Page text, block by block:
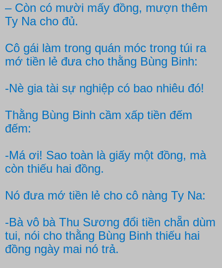
– Còn có mười mấy đồng, mượn thêm
Ty Na cho đủ.
Cô gái làm trong quán móc trong túi ra
mớ tiền lẻ đưa cho thằng Bùng Binh:
-Nè gia tài sự nghiệp có bao nhiêu đó!
Thằng Bùng Binh cầm xấp tiền đếm
đếm:
-Má ơi! Sao toàn là giấy một đồng, mà
còn thiếu hai đồng.
Nó đưa mớ tiền lẻ cho cô nàng Ty Na:
-Bà vô bà Thu Sương đổi tiền chẵn dùm
tui, nói cho thằng Bùng Binh thiếu hai
đồng ngày mai nó trả.